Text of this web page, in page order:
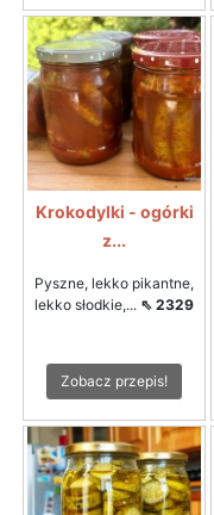
Krokodylki - ogórki
z...
Pyszne, lekko pikantne,
lekko słodkie,... ⇖ 2329
Zobacz przepis!